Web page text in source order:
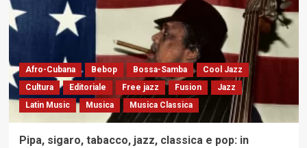
Afro-Cubana Bebop Bossa-Samba
Cool Jazz
Cultura
Editoriale Free jazz Fusion
Jazz
Latin Music
Musica Musica Classica
Pipa, sigaro, tabacco, jazz, classica e pop: in